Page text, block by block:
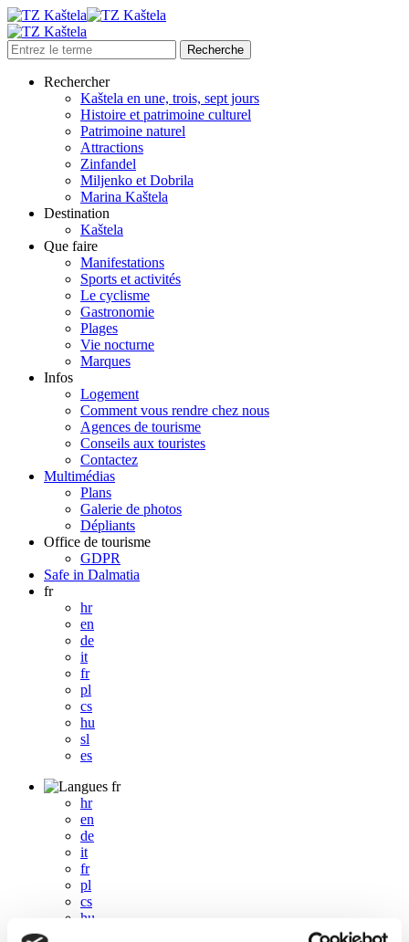
Rechercher
Kaštela en une, trois, sept jours
Histoire et patrimoine culturel
Patrimoine naturel
Attractions
Zinfandel
Miljenko et Dobrila
Marina Kaštela
Destination
Kaštela
Que faire
Manifestations
Sports et activités
Le cyclisme
Gastronomie
Plages
Vie nocturne
Marques
Infos
Logement
Comment vous rendre chez nous
Agences de tourisme
Conseils aux touristes
Contactez
Multimédias
Plans
Galerie de photos
Dépliants
Office de tourisme
GDPR
Safe in Dalmatia
fr
hr
en
de
it
fr
pl
cs
hu
sl
es
fr
hr
en
de
it
fr
pl
cs
hu